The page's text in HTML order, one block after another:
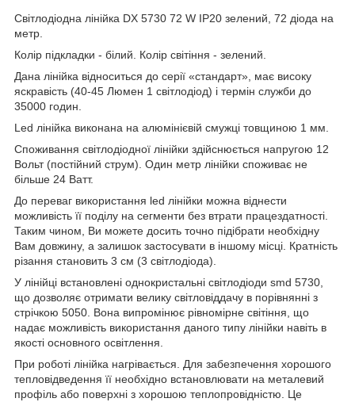
Світлодіодна лінійка DX 5730 72 W IP20 зелений, 72 діода на
метр.
Колір підкладки - білий. Колір світіння - зелений.
Дана лінійка відноситься до серії «стандарт», має високу
яскравість (40-45 Люмен 1 світлодіод) і термін служби до
35000 годин.
Led лінійка виконана на алюмінієвій смужці товщиною 1 мм.
Споживання світлодіодної лінійки здійснюється напругою 12
Вольт (постійний струм). Один метр лінійки споживає не
більше 24 Ватт.
До переваг використання led лінійки можна віднести
можливість її поділу на сегменти без втрати працездатності.
Таким чином, Ви можете досить точно підібрати необхідну
Вам довжину, а залишок застосувати в іншому місці. Кратність
різання становить 3 см (3 світлодіода).
У лінійці встановлені однокристальні світлодіоди smd 5730,
що дозволяє отримати велику світловіддачу в порівнянні з
стрічкою 5050. Вона випромінює рівномірне світіння, що
надає можливість використання даного типу лінійки навіть в
якості основного освітлення.
При роботі лінійка нагрівається. Для забезпечення хорошого
тепловідведення її необхідно встановлювати на металевий
профіль або поверхні з хорошою теплопровідністю. Це